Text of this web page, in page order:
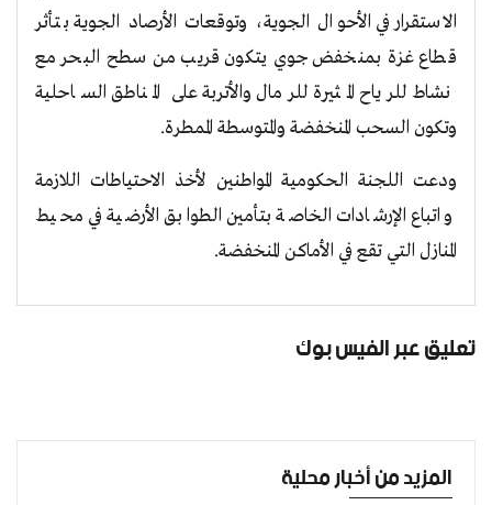
الاستقرار في الأحوال الجوية، وتوقعات الأرصاد الجوية بتأثر
قطاع غزة بمنخفض جوي يتكون قريب من سطح البحر مع
نشاط للرياح المثيرة للرمال والأتربة على المناطق الساحلية
وتكون السحب المنخفضة والمتوسطة الممطرة.
ودعت اللجنة الحكومية المواطنين لأخذ الاحتياطات اللازمة
واتباع الإرشادات الخاصة بتأمين الطوابق الأرضية في محيط
المنازل التي تقع في الأماكن المنخفضة.
تعليق عبر الفيس بوك
المزيد من أخبار محلية